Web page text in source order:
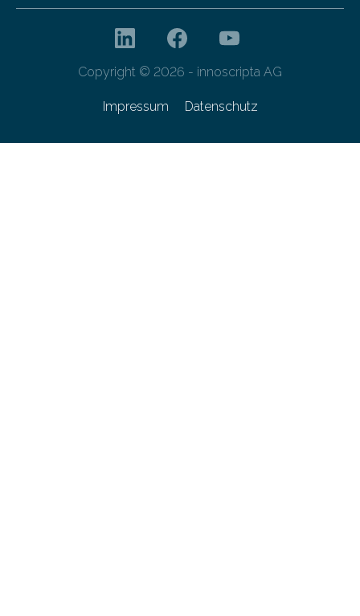
Copyright © 2026 - innoscripta AG
Impressum Datenschutz